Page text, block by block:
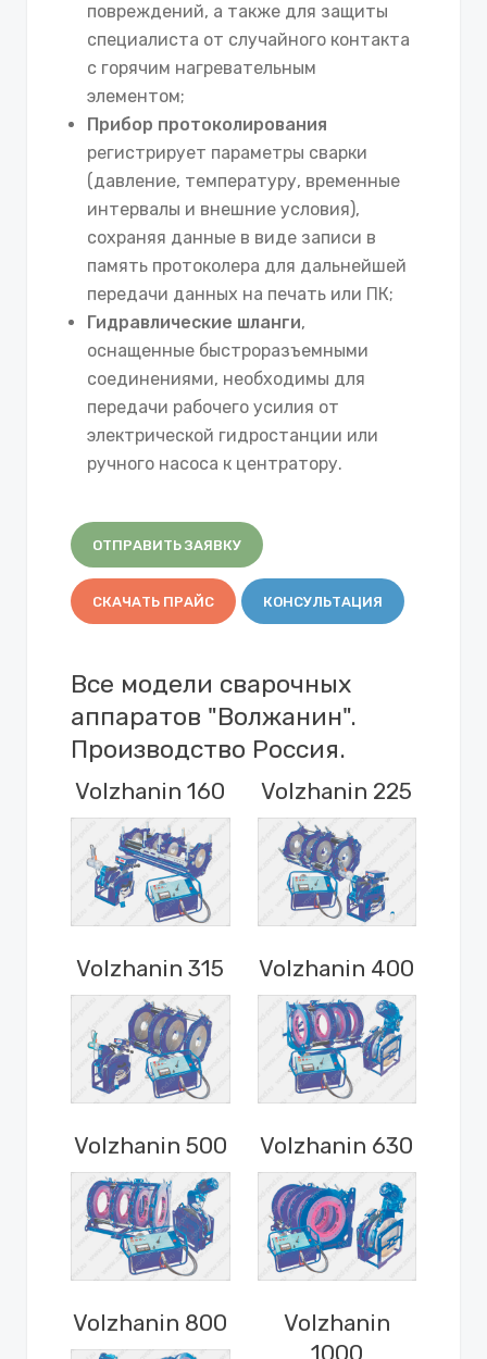
повреждений, а также для защиты
специалиста от случайного контакта
с горячим нагревательным
элементом;
Прибор протоколирования
регистрирует параметры сварки
(давление, температуру, временные
интервалы и внешние условия),
сохраняя данные в виде записи в
память протоколера для дальнейшей
передачи данных на печать или ПК;
Гидравлические шланги,
оснащенные быстроразъемными
соединениями, необходимы для
передачи рабочего усилия от
электрической гидростанции или
ручного насоса к центратору.
ОТПРАВИТЬ ЗАЯВКУ
СКАЧАТЬ ПРАЙС КОНСУЛЬТАЦИЯ
Все модели сварочных
аппаратов "Волжанин".
Производство Россия.
Volzhanin 160 Volzhanin 225
Volzhanin 315 Volzhanin 400
Volzhanin 500 Volzhanin 630
Volzhanin 800
Volzhanin
1000